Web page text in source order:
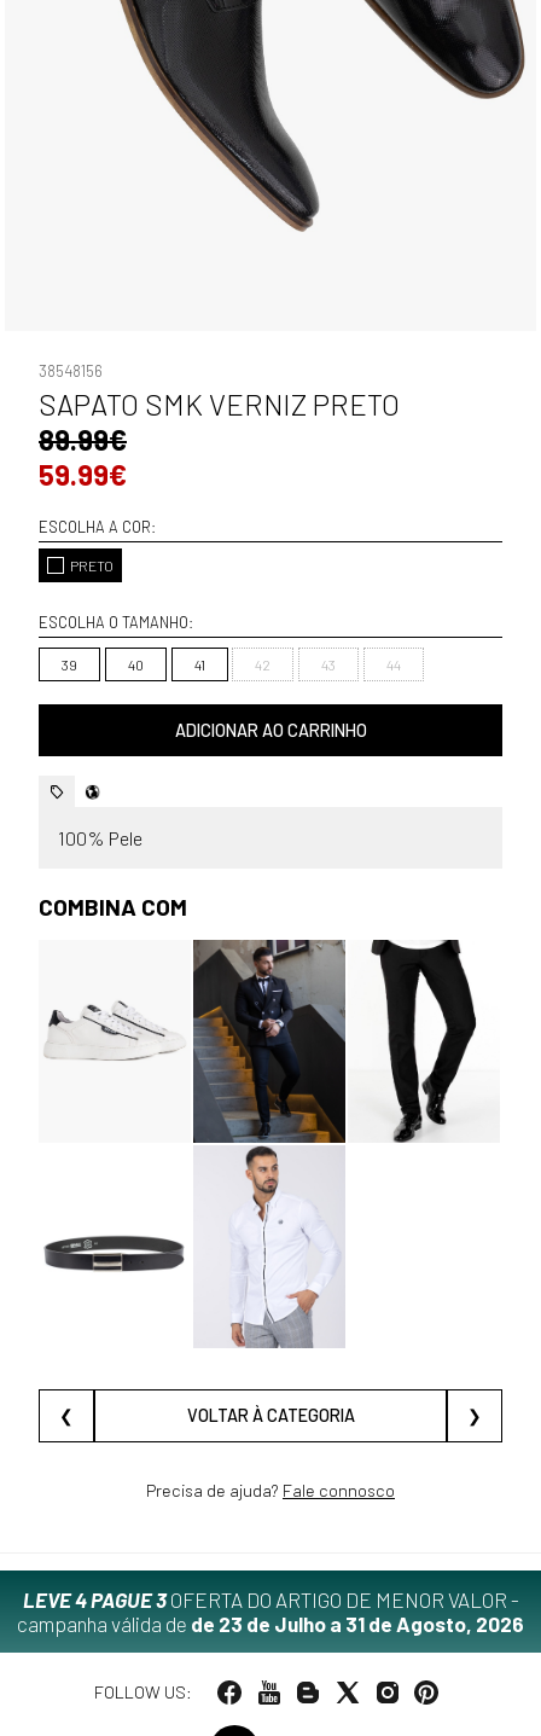
38548156
SAPATO SMK VERNIZ PRETO
89.99€
59.99€
ESCOLHA A COR:
PRETO
ESCOLHA O TAMANHO:
39 40 41 42 43 44
ADICIONAR AO CARRINHO
100% Pele
COMBINA COM
❮ VOLTAR À CATEGORIA ❯
Precisa de ajuda? Fale connosco
LEVE 4 PAGUE 3OFERTA DO ARTIGO DE MENOR VALOR -
campanha válida de de 23 de Julho a 31 de Agosto, 2026
FOLLOW US: